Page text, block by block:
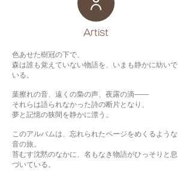
​Artist
色あせた樹冠の下で、
森は誰も覚えていない物語を、いまも静かに紡いで
いる。
葉擦れの音、遠くの梟の声、夜露の滴――
それらは語られなかった詩の断片となり、
夢と記憶の狭間を静かに漂う。
このアルバムは、忘れられたページをめくるような
音の旅。
苔むす沈黙のなかに、名もなき物語がひっそりと息
づいている。